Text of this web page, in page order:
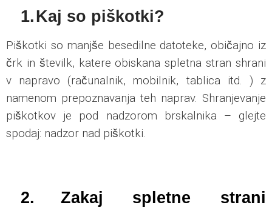
1.Kaj so piškotki?
Piškotki so manjše besedilne datoteke, običajno iz
črk in številk, katere obiskana spletna stran shrani
v napravo (računalnik, mobilnik, tablica itd. ) z
namenom prepoznavanja teh naprav. Shranjevanje
piškotkov je pod nadzorom brskalnika – glejte
spodaj: nadzor nad piškotki.
2. Zakaj spletne strani